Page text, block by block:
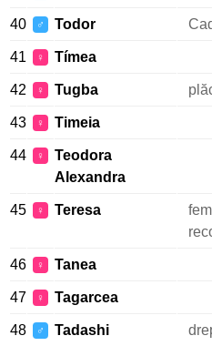
40 ♂ Todor
41 ♀ Tímea
42 ♀ Tugba
43 ♀ Timeia
44 ♀
Teodora
Alexandra
45 ♀ Teresa
46 ♀ Tanea
47 ♀ Tagarcea
48 ♂ Tadashi